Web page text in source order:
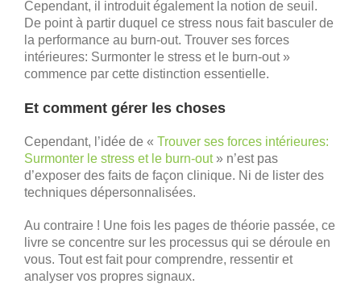
Cependant, il introduit également la notion de seuil.
De point à partir duquel ce stress nous fait basculer de
la performance au burn-out. Trouver ses forces
intérieures: Surmonter le stress et le burn-out »
commence par cette distinction essentielle.
Et comment gérer les choses
Cependant, l’idée de « Trouver ses forces intérieures:
Surmonter le stress et le burn-out» n’est pas
d’exposer des faits de façon clinique. Ni de lister des
techniques dépersonnalisées.
Au contraire ! Une fois les pages de théorie passée, ce
livre se concentre sur les processus qui se déroule en
vous. Tout est fait pour comprendre, ressentir et
analyser vos propres signaux.